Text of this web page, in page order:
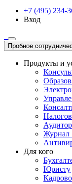
+7 (495) 234-
Вход
Пробное
Продукты и
Журнал
Для кого
Юристу